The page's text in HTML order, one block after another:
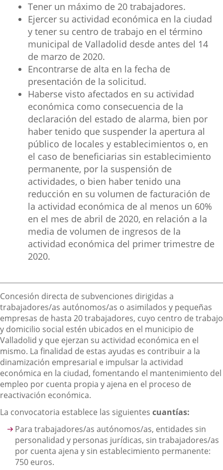
Tener un máximo de 20 trabajadores.
Ejercer su actividad económica en la ciudad
y tener su centro de trabajo en el término
municipal de Valladolid desde antes del 14
de marzo de 2020.
Encontrarse de alta en la fecha de
presentación de la solicitud.
Haberse visto afectados en su actividad
económica como consecuencia de la
declaración del estado de alarma, bien por
haber tenido que suspender la apertura al
público de locales y establecimientos o, en
el caso de beneficiarias sin establecimiento
permanente, por la suspensión de
actividades, o bien haber tenido una
reducción en su volumen de facturación de
la actividad económica de al menos un 60%
en el mes de abril de 2020, en relación a la
media de volumen de ingresos de la
actividad económica del primer trimestre de
2020.
Descripción
Concesión directa de subvenciones dirigidas a
trabajadores/as autónomos/as o asimilados y pequeñas
empresas de hasta 20 trabajadores, cuyo centro de trabajo
y domicilio social estén ubicados en el municipio de
Valladolid y que ejerzan su actividad económica en el
mismo. La finalidad de estas ayudas es contribuir a la
dinamización empresarial e impulsar la actividad
económica en la ciudad, fomentando el mantenimiento del
empleo por cuenta propia y ajena en el proceso de
reactivación económica.
La convocatoria establece las siguientes cuantías:
Para trabajadores/as autónomos/as, entidades sin
personalidad y personas jurídicas, sin trabajadores/as
por cuenta ajena y sin establecimiento permanente:
750 euros.